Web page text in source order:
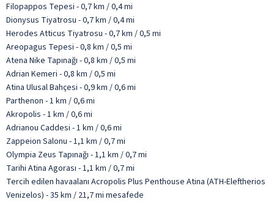
Filopappos Tepesi - 0,7 km / 0,4 mi
Dionysus Tiyatrosu - 0,7 km / 0,4 mi
Herodes Atticus Tiyatrosu - 0,7 km / 0,5 mi
Areopagus Tepesi - 0,8 km / 0,5 mi
Atena Nike Tapınağı - 0,8 km / 0,5 mi
Adrian Kemeri - 0,8 km / 0,5 mi
Atina Ulusal Bahçesi - 0,9 km / 0,6 mi
Parthenon - 1 km / 0,6 mi
Akropolis - 1 km / 0,6 mi
Adrianou Caddesi - 1 km / 0,6 mi
Zappeion Salonu - 1,1 km / 0,7 mi
Olympia Zeus Tapınağı - 1,1 km / 0,7 mi
Tarihi Atina Agorası - 1,1 km / 0,7 mi
Tercih edilen havaalanı Acropolis Plus Penthouse Atina (ATH-Eleftherios
Venizelos) - 35 km / 21,7 mi mesafede